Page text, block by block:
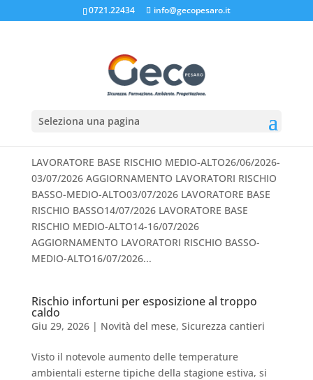
0721.22434 info@gecopesaro.it
Seleziona una pagina
Giu 30, 2026 ,
Sicurezza cantieri
LAVORATORE BASE RISCHIO MEDIO-ALTO26/06/2026-
03/07/2026 AGGIORNAMENTO LAVORATORI RISCHIO
BASSO-MEDIO-ALTO03/07/2026 LAVORATORE BASE
RISCHIO BASSO14/07/2026 LAVORATORE BASE
RISCHIO MEDIO-ALTO14-16/07/2026
AGGIORNAMENTO LAVORATORI RISCHIO BASSO-
MEDIO-ALTO16/07/2026...
Rischio infortuni per esposizione al troppo
caldo
Giu 29, 2026| Novità del mese, Sicurezza cantieri
Visto il notevole aumento delle temperature
ambientali esterne tipiche della stagione estiva, si